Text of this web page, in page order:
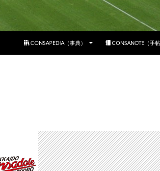
CONSAPEDIA（事典）
CONSANOTE（手帖